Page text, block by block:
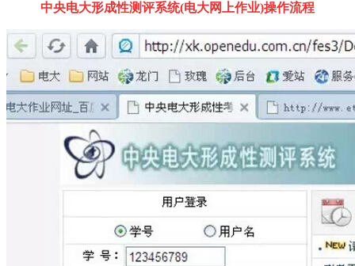
中央电大形成性测评系统(电大网上作业)操作流程